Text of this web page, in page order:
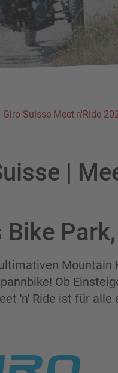
Giro Suisse Meet'n'Ride
|
Mountain
Ob
'n' Ride ist für alle